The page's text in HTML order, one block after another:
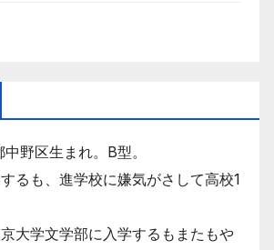
野区生まれ。B型。
るも、進学校に嫌気がさして高校1
大学文学部に入学するもまたもや